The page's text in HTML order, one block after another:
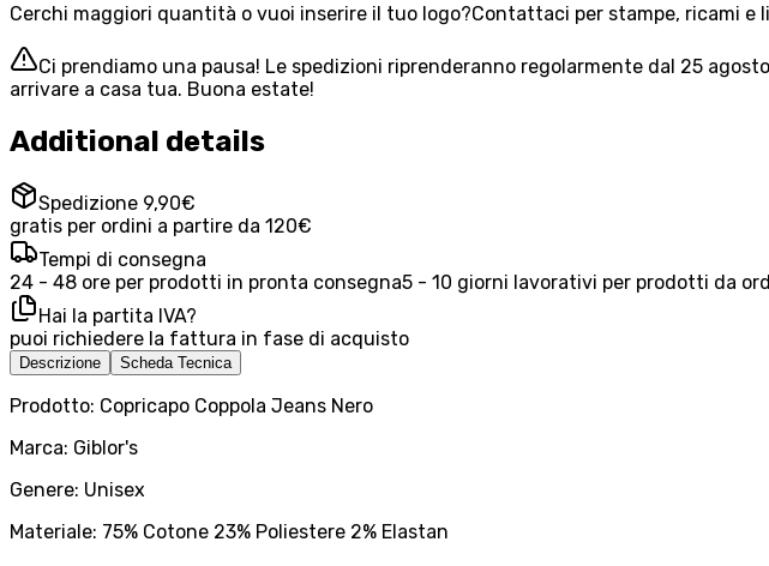
Cerchi maggiori quantità o vuoi inserire il tuo logo?Contattaci per stampe, ricami e
Ci prendiamo una pausa! Le spedizioni riprenderanno regolarmente dal 25
arrivare a casa tua. Buona estate!
Additional details
Spedizione 9,90€
gratis per ordini a partire da 120€
Tempi di consegna
24 - 48 ore per prodotti in pronta consegna5 - 10 giorni lavorativi per prodotti da
Hai la partita IVA?
puoi richiedere la fattura in fase di acquisto
Descrizione Scheda Tecnica
Prodotto: Copricapo Coppola Jeans Nero
Marca: Giblor's
Genere: Unisex
Materiale: 75% Cotone 23% Poliestere 2% Elastan